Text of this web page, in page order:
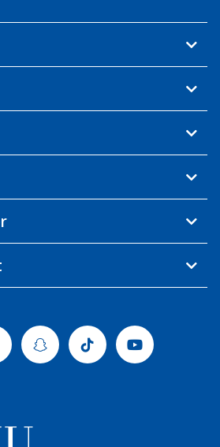
SnapchatTiktok Youtube